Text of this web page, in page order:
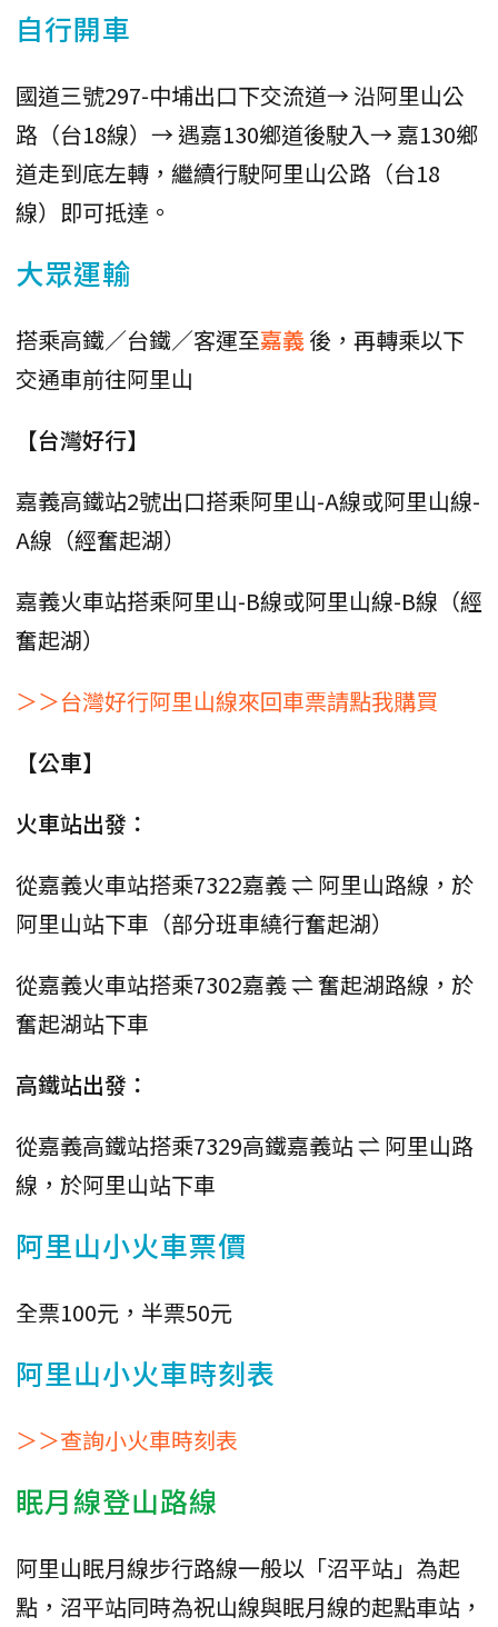
自行開車
國道三號297-中埔出口下交流道→ 沿阿里山公
路（台18線）→ 遇嘉130鄉道後駛入→ 嘉130鄉
道走到底左轉，繼續行駛阿里山公路（台18
線）即可抵達。
大眾運輸
搭乘高鐵／台鐵／客運至嘉義後，再轉乘以下
交通車前往阿里山
【台灣好行】
嘉義高鐵站2號出口搭乘阿里山-A線或阿里山線-
A線（經奮起湖）
嘉義火車站搭乘阿里山-B線或阿里山線-B線（經
奮起湖）
＞＞台灣好行阿里山線來回車票請點我購買
【公車】
火車站出發：
從嘉義火車站搭乘7322嘉義 ⇌ 阿里山路線，於
阿里山站下車（部分班車繞行奮起湖）
從嘉義火車站搭乘7302嘉義 ⇌ 奮起湖路線，於
奮起湖站下車
高鐵站出發：
從嘉義高鐵站搭乘7329高鐵嘉義站 ⇌ 阿里山路
線，於阿里山站下車
阿里山小火車票價
全票100元，半票50元
阿里山小火車時刻表
＞＞查詢小火車時刻表
眠月線登山路線
阿里山眠月線步行路線一般以「沼平站」為起
點，沼平站同時為祝山線與眠月線的起點車站，